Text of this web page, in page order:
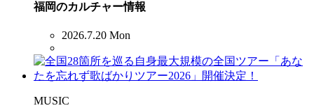
福岡のカルチャー情報
2026.7.20 Mon
MUSIC